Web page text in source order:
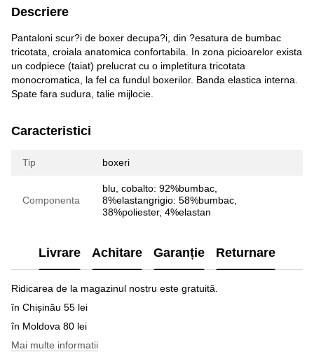
Descriere
Pantaloni scur?i de boxer decupa?i, din ?esatura de bumbac
tricotata, croiala anatomica confortabila. In zona picioarelor exista
un codpiece (taiat) prelucrat cu o impletitura tricotata
monocromatica, la fel ca fundul boxerilor. Banda elastica interna.
Spate fara sudura, talie mijlocie.
Caracteristici
Tip boxeri
Componenta
blu, cobalto: 92%bumbac,
8%elastangrigio: 58%bumbac,
38%poliester, 4%elastan
Livrare Achitare Garanție Returnare
Ridicarea de la magazinul nostru este gratuită.
în Chișinău 55 lei
în Moldova 80 lei
Mai multe informatii